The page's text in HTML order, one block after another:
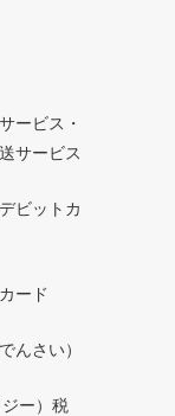
ービス・
サービス
ビットカ
ード
んさい）
ー）税